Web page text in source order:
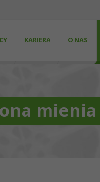
KARIERA O NAS
mienia